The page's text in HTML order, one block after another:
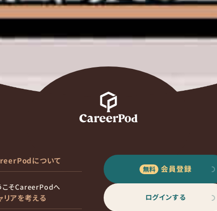
について
こそCareerPodへ
リアを考える
会員登録
ログインする